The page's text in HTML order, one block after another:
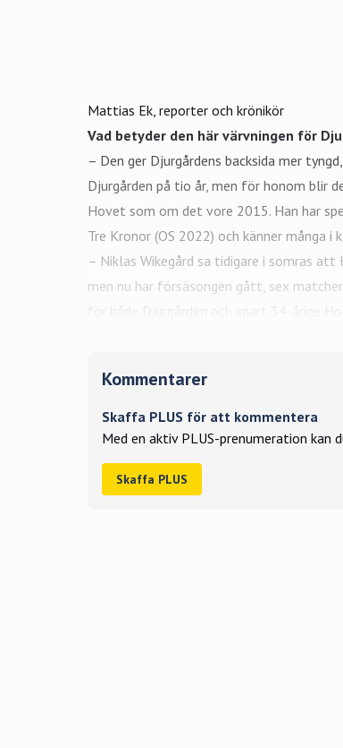
Mattias Ek, reporter och krönikör
Vad betyder den här värvningen för
– Den ger Djurgårdens backsida mer
Djurgården på tio år, men för honom blir
Hovet som om det vore 2015. Han har
Tre Kronor (OS 2022) och känner många i
– Niklas Wikegård sa tidigare i somras
men nu har försäsongen gått, sex
Kommentarer
Skaffa PLUS för att kommentera
Med en aktiv PLUS-prenumeration kan
Skaffa PLUS